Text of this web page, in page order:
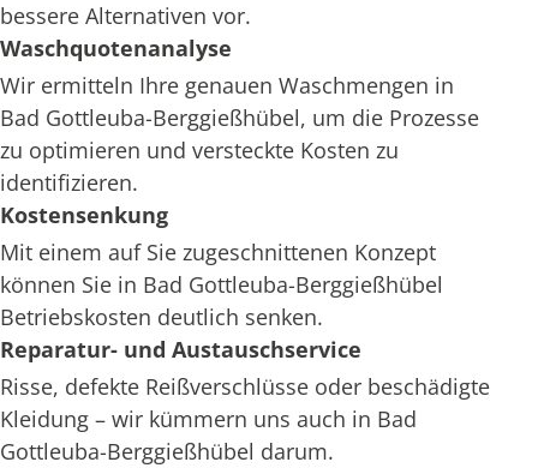
bessere Alternativen vor.
Waschquotenanalyse
Wir ermitteln Ihre genauen Waschmengen in
Bad Gottleuba-Berggießhübel, um die Prozesse
zu optimieren und versteckte Kosten zu
identifizieren.
Kostensenkung
Mit einem auf Sie zugeschnittenen Konzept
können Sie in Bad Gottleuba-Berggießhübel
Betriebskosten deutlich senken.
Reparatur- und Austauschservice
Risse, defekte Reißverschlüsse oder beschädigte
Kleidung – wir kümmern uns auch in Bad
Gottleuba-Berggießhübel darum.